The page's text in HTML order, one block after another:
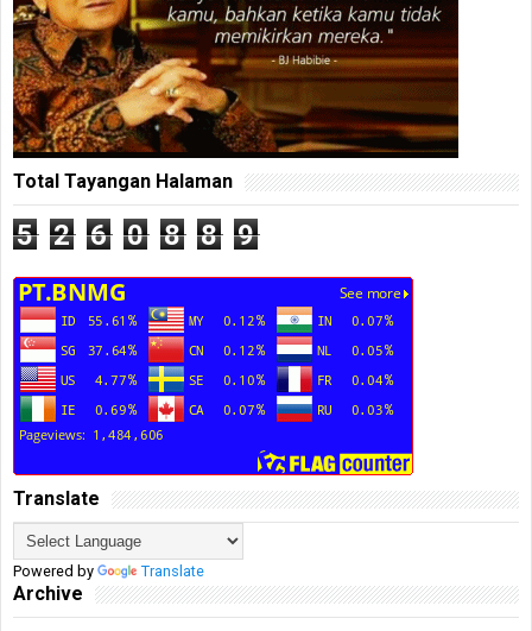
Total Tayangan Halaman
5 2 6 0 8 8 9
Translate
Powered by Translate
Archive